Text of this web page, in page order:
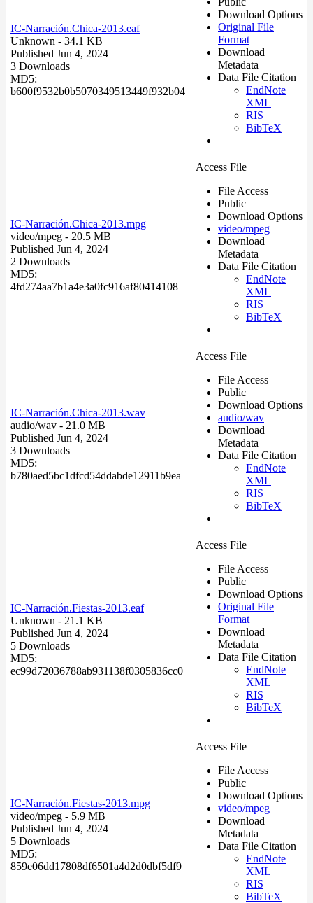
IC-Narración.Chica-2013.eaf
Unknown - 34.1 KB
Published Jun 4, 2024
3 Downloads
MD5:
b600f9532b0b5070349513449f932b04
Download Options
Original File
Format
Download
Metadata
Data File Citation
EndNote
XML
RIS
BibTeX
IC-Narración.Chica-2013.mpg
video/mpeg - 20.5 MB
Published Jun 4, 2024
2 Downloads
MD5:
4fd274aa7b1a4e3a0fc916af80414108
Access File
File Access
Public
Download Options
video/mpeg
Download
Metadata
Data File Citation
EndNote
XML
RIS
BibTeX
IC-Narración.Chica-2013.wav
audio/wav - 21.0 MB
Published Jun 4, 2024
3 Downloads
MD5:
b780aed5bc1dfcd54ddabde12911b9ea
Access File
File Access
Public
Download Options
audio/wav
Download
Metadata
Data File Citation
EndNote
XML
RIS
BibTeX
IC-Narración.Fiestas-2013.eaf
Unknown - 21.1 KB
Published Jun 4, 2024
5 Downloads
MD5:
ec99d72036788ab931138f0305836cc0
Access File
File Access
Public
Download Options
Original File
Format
Download
Metadata
Data File Citation
EndNote
XML
RIS
BibTeX
IC-Narración.Fiestas-2013.mpg
video/mpeg - 5.9 MB
Published Jun 4, 2024
5 Downloads
MD5:
859e06dd17808df6501a4d2d0dbf5df9
Access File
File Access
Public
Download Options
video/mpeg
Download
Metadata
Data File Citation
EndNote
XML
RIS
BibTeX